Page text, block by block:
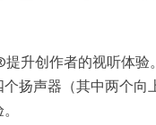
升创作者的视听体验
扬声器（其中两个向